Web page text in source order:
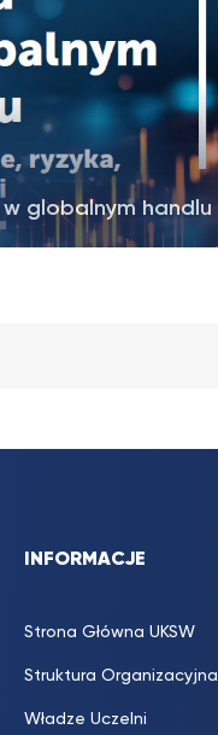
w globalnym handlu
INFORMACJE
Strona Główna UKSW
Struktura Organizacyjna
Władze Uczelni